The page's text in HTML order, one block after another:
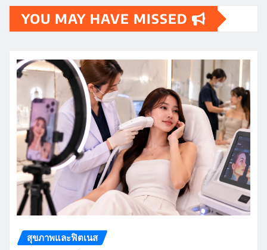
YOU MAY HAVE MISSED
สุขภาพและฟิตเนส